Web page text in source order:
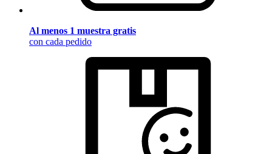
Al menos 1 muestra gratis
con cada pedido